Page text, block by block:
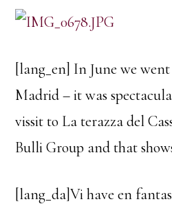
[lang_en] In June we
Madrid – it was
vissit to La terazza del
Bulli Group and that
[lang_da]Vi have en